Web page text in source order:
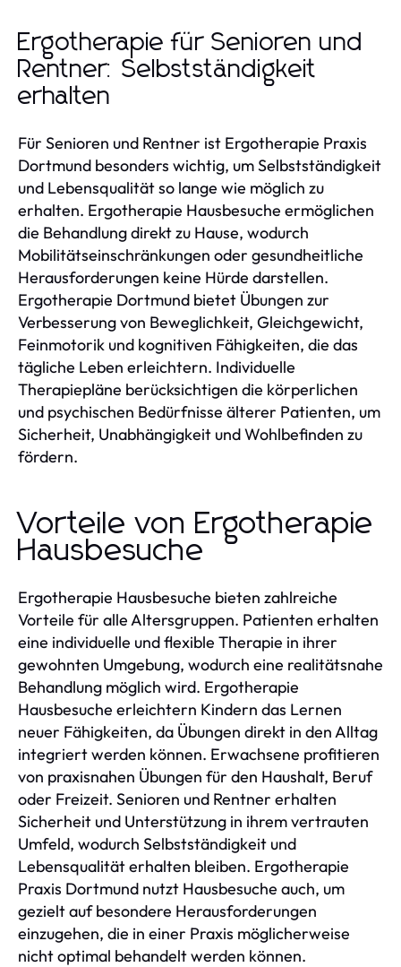
Ergotherapie für Senioren und
Rentner: Selbstständigkeit
erhalten
Für Senioren und Rentner ist Ergotherapie Praxis
Dortmund besonders wichtig, um Selbstständigkeit
und Lebensqualität so lange wie möglich zu
erhalten. Ergotherapie Hausbesuche ermöglichen
die Behandlung direkt zu Hause, wodurch
Mobilitätseinschränkungen oder gesundheitliche
Herausforderungen keine Hürde darstellen.
Ergotherapie Dortmund bietet Übungen zur
Verbesserung von Beweglichkeit, Gleichgewicht,
Feinmotorik und kognitiven Fähigkeiten, die das
tägliche Leben erleichtern. Individuelle
Therapiepläne berücksichtigen die körperlichen
und psychischen Bedürfnisse älterer Patienten, um
Sicherheit, Unabhängigkeit und Wohlbefinden zu
fördern.
Vorteile von Ergotherapie
Hausbesuche
Ergotherapie Hausbesuche bieten zahlreiche
Vorteile für alle Altersgruppen. Patienten erhalten
eine individuelle und flexible Therapie in ihrer
gewohnten Umgebung, wodurch eine realitätsnahe
Behandlung möglich wird. Ergotherapie
Hausbesuche erleichtern Kindern das Lernen
neuer Fähigkeiten, da Übungen direkt in den Alltag
integriert werden können. Erwachsene profitieren
von praxisnahen Übungen für den Haushalt, Beruf
oder Freizeit. Senioren und Rentner erhalten
Sicherheit und Unterstützung in ihrem vertrauten
Umfeld, wodurch Selbstständigkeit und
Lebensqualität erhalten bleiben. Ergotherapie
Praxis Dortmund nutzt Hausbesuche auch, um
gezielt auf besondere Herausforderungen
einzugehen, die in einer Praxis möglicherweise
nicht optimal behandelt werden können.